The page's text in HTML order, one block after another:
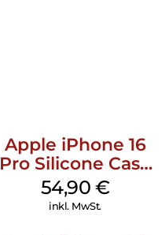
Apple iPhone 16
Pro Silicone Case
MagSafe Black
54,90 €
inkl. MwSt.